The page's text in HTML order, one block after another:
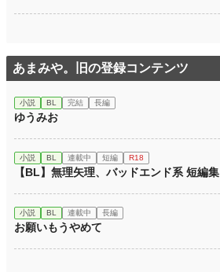
あまみや。旧の登録コンテンツ
小説 BL 完結 長編
ゆうみお
小説 BL 連載中 短編 R18
【BL】無理矢理、バッドエンド系 短編集
小説 BL 連載中 長編
お願いもうやめて